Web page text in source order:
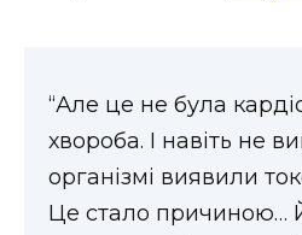
“Але це не була
хвороба. І навіть не
організмі виявили
Це стало причиною…